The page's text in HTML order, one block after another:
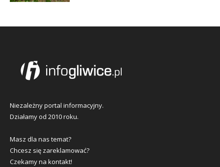
Niezależny portal informacyjny.
Działamy od 2010 roku.
Masz dla nas temat?
Chcesz się zareklamować?
Czekamy na kontakt!